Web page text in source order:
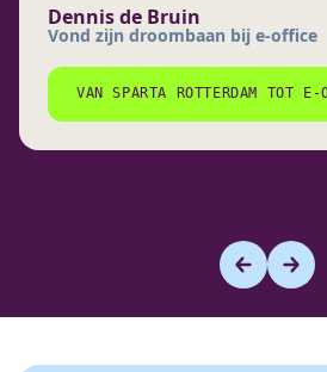
Dennis de Bruin
Vond zijn droombaan bij e-office
VAN SPARTA ROTTERDAM TOT E-